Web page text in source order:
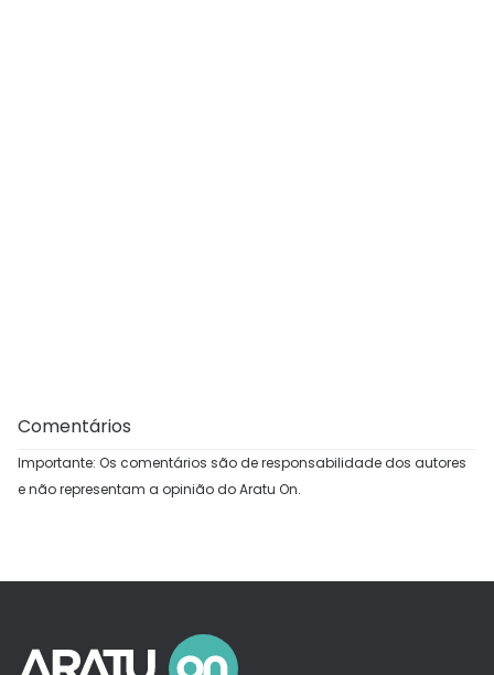
Comentários
Importante: Os comentários são de responsabilidade dos autores
e não representam a opinião do Aratu On.